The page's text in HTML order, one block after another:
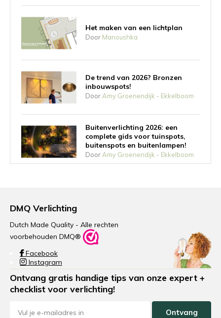
Het maken van een lichtplan
Door Manoushka
De trend van 2026? Bronzen
inbouwspots!
Door Amy Groenendijk - Ekkelboom
Buitenverlichting 2026: een
complete gids voor tuinspots,
buitenspots en buitenlampen!
Door Amy Groenendijk - Ekkelboom
De voordelen van trapverlichting
Amy Groenendijk - Ekkelboom
Spotjes in betonplafond: alles
wat je hierover moet weten
Amy Groenendijk - Ekkelboom
DMQ Verlichting
Dutch Made Quality - Alle rechten
voorbehouden DMQ®
Facebook
Instagram
Ontvang gratis handige tips van onze expert +
checklist voor verlichting!
Ontvang